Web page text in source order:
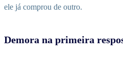
ele já comprou de outro.
Demora na primeira